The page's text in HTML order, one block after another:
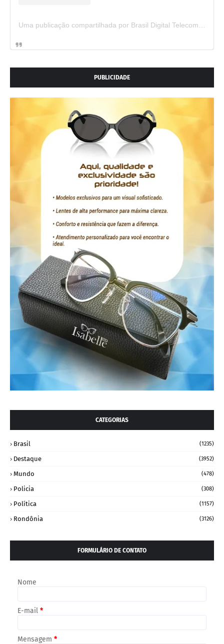
PUBLICIDADE
CATEGORIAS
Brasil (1235)
Destaque (3952)
Mundo (478)
Policia (308)
Política (1157)
Rondônia (3126)
FORMULÁRIO DE CONTATO
Nome
E-mail *
Mensagem *